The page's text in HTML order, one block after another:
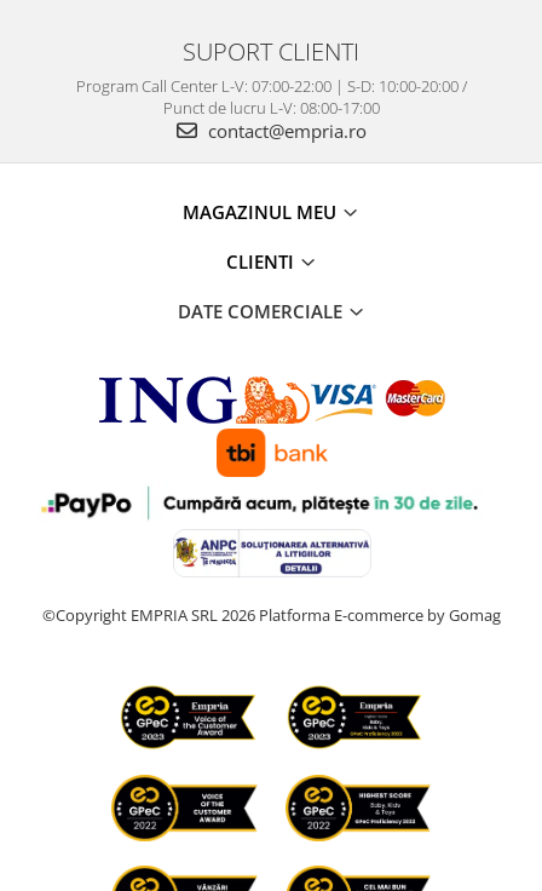
SUPORT CLIENTI
Program Call Center L-V: 07:00-22:00 | S-D: 10:00-20:00 /
Punct de lucru L-V: 08:00-17:00
contact@empria.ro
MAGAZINUL MEU
CLIENTI
DATE COMERCIALE
©Copyright EMPRIA SRL 2026 Platforma E-commerce by Gomag